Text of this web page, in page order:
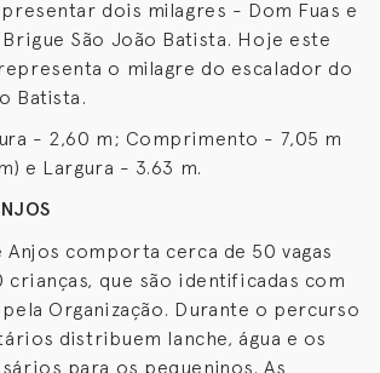
dois milagres - Dom Fuas e
São João Batista. Hoje este
o milagre do escalador do
Batista.
- 2,60 m; Comprimento - 7,05 m
e Largura - 3.63 m.
Anjos comporta cerca de 50 vagas
crianças, que são identificadas com
Organização. Durante o percurso
distribuem lanche, água e os
para os pequeninos. As